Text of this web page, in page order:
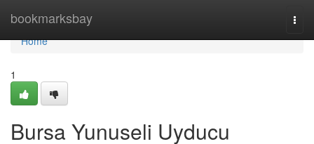
bookmarksbay
Home
Home
1
Bursa Yunuseli Uyducu